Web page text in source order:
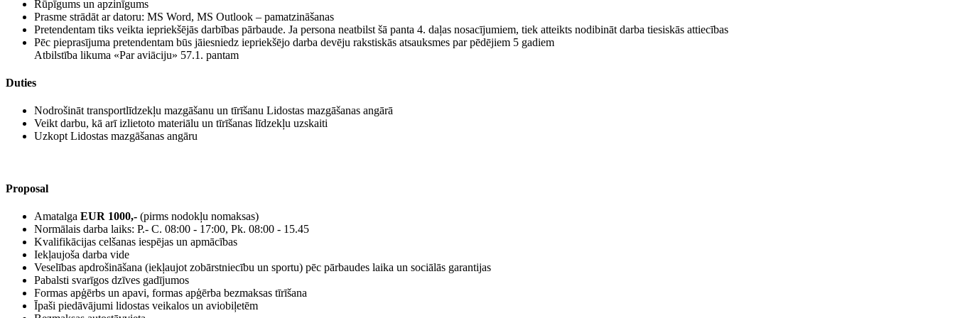
Rūpīgums un apzinīgums
Prasme strādāt ar datoru: MS Word, MS Outlook – pamatzināšanas
Pretendentam tiks veikta iepriekšējās darbības pārbaude. Ja persona neatbilst šā panta 4. daļas nosacījumiem, tiek atteikts nodibināt darba tiesiskās attiecības
Pēc pieprasījuma pretendentam būs jāiesniedz iepriekšējo darba devēju rakstiskās atsauksmes par pēdējiem 5 gadiem
Atbilstība likuma «Par aviāciju» 57.1. pantam
Duties
Nodrošināt transportlīdzekļu mazgāšanu un tīrīšanu Lidostas mazgāšanas angārā
Veikt darbu, kā arī izlietoto materiālu un tīrīšanas līdzekļu uzskaiti
Uzkopt Lidostas mazgāšanas angāru
Proposal
Amatalga EUR 1000,- (pirms nodokļu nomaksas)
Normālais darba laiks: P.- C. 08:00 - 17:00, Pk. 08:00 - 15.45
Kvalifikācijas celšanas iespējas un apmācības
Iekļaujoša darba vide
Veselības apdrošināšana (iekļaujot zobārstniecību un sportu) pēc pārbaudes laika un sociālās garantijas
Pabalsti svarīgos dzīves gadījumos
Formas apģērbs un apavi, formas apģērba bezmaksas tīrīšana
Īpaši piedāvājumi lidostas veikalos un aviobiļetēm